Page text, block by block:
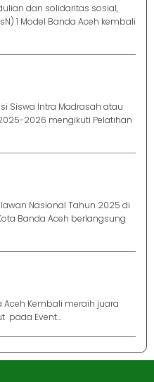
dan solidaritas sosial,
1 Model Banda Aceh kembali
Siswa Intra Madrasah atau
2026 mengikuti Pelatihan
Nasional Tahun 2025 di
Banda Aceh berlangsung
Aceh Kembali meraih juara
pada Event...